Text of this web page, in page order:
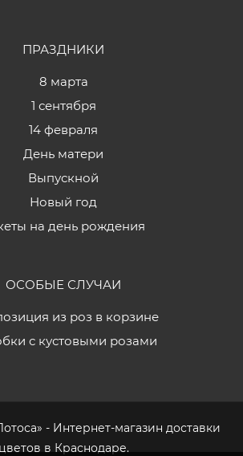
ПРАЗДНИКИ
8 марта
1 сентября
14 февраля
День матери
Выпускной
Новый год
на день рождения
ОСОБЫЕ СЛУЧАИ
из роз в корзине
с кустовыми розами
- Интернет-магазин доставки
цветов в Краснодаре.